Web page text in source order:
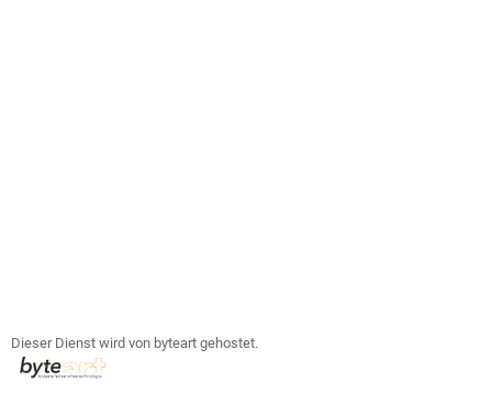
Dieser Dienst wird von byteart gehostet.